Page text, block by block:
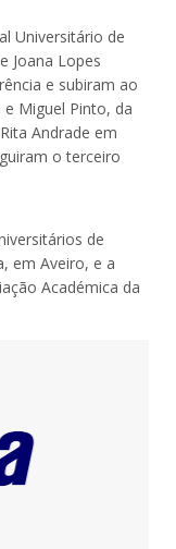
Universitário de
Joana Lopes
e subiram ao
Miguel Pinto, da
Andrade em
o terceiro
de
em Aveiro, e a
Académica da